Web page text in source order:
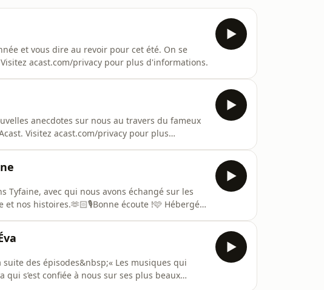
et vous dire au revoir pour cet été. On se
acast.com/privacy pour plus d'informations.
anecdotes sur nous au travers du fameux
Tyfaine, avec qui nous avons échangé sur les
nos histoires.🫶🏻🎙️Bonne écoute !🩷 Hébergé
des épisodes&nbsp;« Les musiques qui
qui s’est confiée à nous sur ses plus beaux